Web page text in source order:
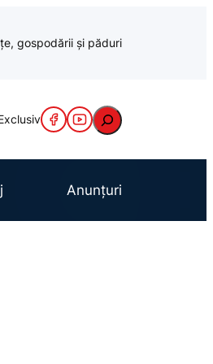
gospodării și păduri
Caută
Anunțuri